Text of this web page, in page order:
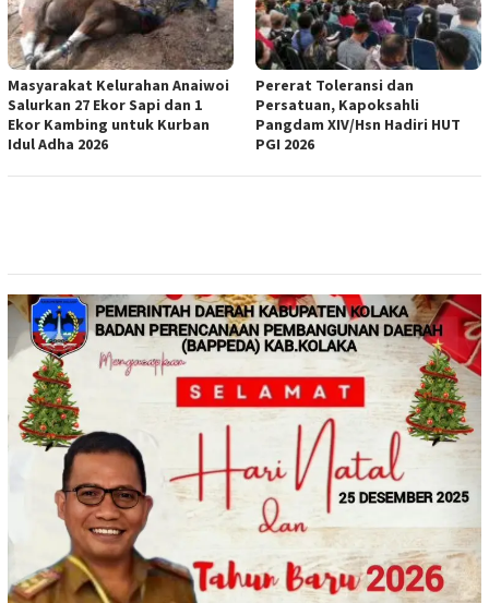
Masyarakat Kelurahan Anaiwoi
Salurkan 27 Ekor Sapi dan 1
Ekor Kambing untuk Kurban
Idul Adha 2026
Pererat Toleransi dan
Persatuan, Kapoksahli
Pangdam XIV/Hsn Hadiri HUT
PGI 2026